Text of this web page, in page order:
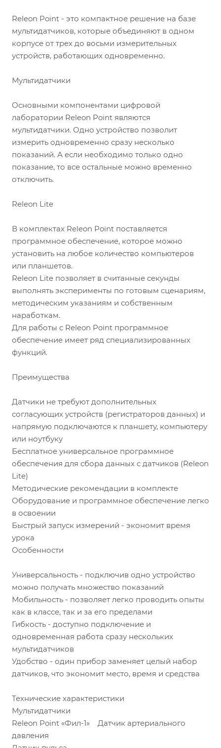
Releon Point - это компактное решение на базе
мультидатчиков, которые объединяют в одном
корпусе от трех до восьми измерительных
устройств, работающих одновременно.
Мультидатчики
Основными компонентами цифровой
лаборатории Releon Point являются
мультидатчики. Одно устройство позволит
измерить одновременно сразу несколько
показаний. А если необходимо только одно
показание, то все остальные можно временно
отключить.
Releon Lite
В комплектах Releon Point поставляется
программное обеспечение, которое можно
установить на любое количество компьютеров
или планшетов.
Releon Lite позволяет в считанные секунды
выполнять эксперименты по готовым сценариям,
методическим указаниям и собственным
наработкам.
Для работы с Releon Point программное
обеспечение имеет ряд специализированных
функций.
Преимущества
Датчики не требуют дополнительных
согласующих устройств (регистраторов данных) и
напрямую подключаются к планшету, компьютеру
или ноутбуку
Бесплатное универсальное программное
обеспечения для сбора данных с датчиков (Releon
Lite)
Методические рекомендации в комплекте
Оборудование и программное обеспечение легко
в освоении
Быстрый запуск измерений - экономит время
урока
Особенности
Универсальность - подключив одно устройство
можно получать множество показаний
Мобильность - позволяет легко проводить опыты
как в классе, так и за его пределами
Гибкость - доступно подключение и
одновременная работа сразу нескольких
мультидатчиков
Удобство - один прибор заменяет целый набор
датчиков, что экономит место, время и средства
Технические характеристики
Мультидатчики
Releon Point «Фил-1» Датчик артериального
давления